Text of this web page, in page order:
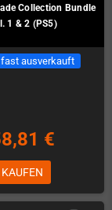
Collection Bundle
1 & 2 (PS5)
ausverkauft
€
KAUFEN